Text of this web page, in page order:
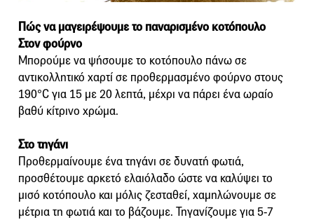
Πώς να μαγειρέψουμε το παναρισμένο κοτόπουλο
Στον φούρνο
Μπορούμε να ψήσουμε το κοτόπουλο πάνω σε
αντικολλητικό χαρτί σε προθερμασμένο φούρνο στους
190°C για 15 με 20 λεπτά, μέχρι να πάρει ένα ωραίο
βαθύ κίτρινο χρώμα.
Στο τηγάνι
Προθερμαίνουμε ένα τηγάνι σε δυνατή φωτιά,
προσθέτουμε αρκετό ελαιόλαδο ώστε να καλύψει το
μισό κοτόπουλο και μόλις ζεσταθεί, χαμηλώνουμε σε
μέτρια τη φωτιά και το βάζουμε. Τηγανίζουμε για 5-7